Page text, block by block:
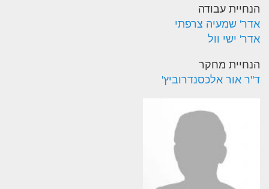
הנחיית עבודה
אדר' שמעיה צרפתי
אדר' ישי וול
הנחיית מחקר
ד"ר אור אלכסנדרוביץ'